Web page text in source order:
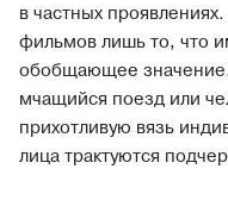
в частных
фильмов лишь то, что
обобщающее
мчащийся поезд или
прихотливую вязь
лица трактуются